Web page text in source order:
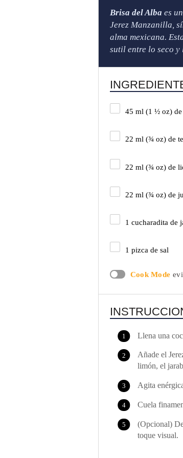
Brisa del Alba es
Jerez Manzanilla,
alma mexicana.
sutil entre lo seco y
45 ml (1 ½ oz) de
22 ml (¾ oz) de
22 ml (¾ oz) de
22 ml (¾ oz) de
1 cucharadita de
1 pizca de sal
Cook Mode
Llena una
Añade el
limón, el
Agita
Cuela
(Opcional)
toque visual.